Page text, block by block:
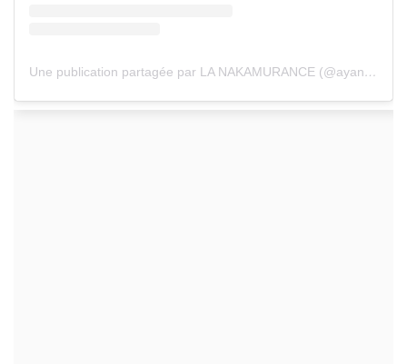
Une publication partagée par LA NAKAMURANCE (@ayanakamura_officiel)